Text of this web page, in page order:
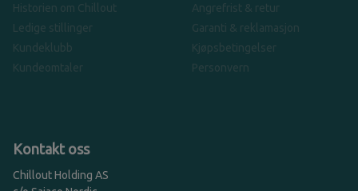
Historien om Chillout
Ledige stillinger
Kundeklubb
Kundeomtaler
Angrefrist & retur
Garanti & reklamasjon
Kjøpsbetingelser
Personvern
Kontakt oss
Chillout Holding AS